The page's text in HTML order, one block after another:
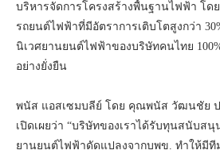
บริหารจัดการโครงสร้างพื้นฐานไฟฟ้า โด
รถยนต์ไฟฟ้าที่มีอัตราการเติบโตสูงกว่า
นิเวศยานยนต์ไฟฟ้าของบริษัทคนไทย
อย่างยั่งยืน
พนัส แอสเซมบลีย์ โดย คุณพนัส วัฒนชัย ป
เปิดเผยว่า “บริษัทของเราได้รับทุนสนับส
ยานยนต์ไฟฟ้าดัดแปลงจากบพข. ทำให้มีที